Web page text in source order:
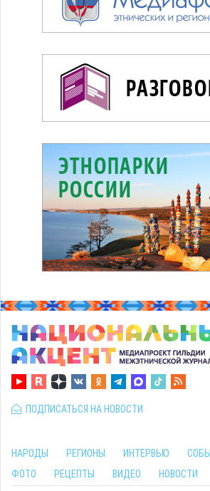
ПОДПИСАТЬСЯ НА НОВОСТИ
НАРОДЫ РЕГИОНЫ ИНТЕРВЬЮ
ФОТО
РЕЦЕПТЫ ВИДЕО НОВОСТИ